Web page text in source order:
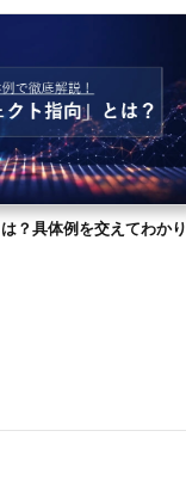
？具体例を交えてわかり